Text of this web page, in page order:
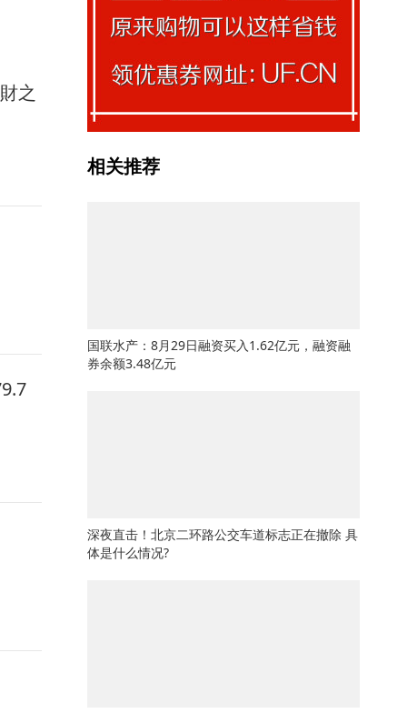
之
相关推荐
国联水产：8月29日融资买入1.62亿元，融资融
券余额3.48亿元
深夜直击！北京二环路公交车道标志正在撤除 具
体是什么情况?